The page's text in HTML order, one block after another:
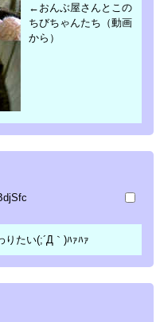
←おんぶ屋さんとこの
ちびちゃんたち（動画
から）
たい(;´Д｀)ﾊｧﾊｧ